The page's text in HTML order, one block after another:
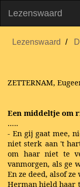
Lezenswaard
Lezenswaard
ZETTERNAM,
Een middeltje om
…..
- En gij gaat mee,
niet sterk aan 't
om haar niet te
vanmorgen, als ge
En ze deed, alsof
Herman hield haar